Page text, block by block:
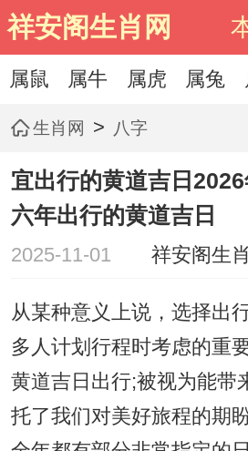
祥安阁生肖网
属鼠 属牛 属虎 属兔
生肖网 > 八字
宜出行的黄道吉日
六年出行的黄道吉日
2025-11-01 祥安阁生
从某种意义上说，选择出
多人计划行程时考虑的重
黄道吉日出行;被视为能带
托了我们对美好旅程的期